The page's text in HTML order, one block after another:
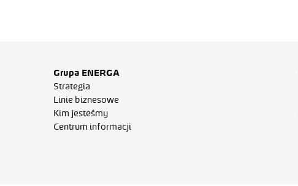
Grupa ENERGA
Strategia
Linie biznesowe
Kim jesteśmy
Centrum informacji